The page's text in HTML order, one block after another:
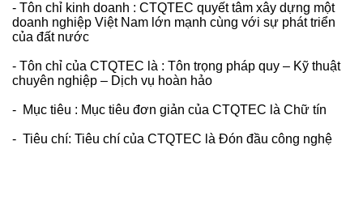
- Tôn chỉ kinh doanh : CTQTEC quyết tâm xây dựng một
doanh nghiệp Việt Nam lớn mạnh cùng với sự phát triển
của đất nước
- Tôn chỉ của CTQTEC là : Tôn trọng pháp quy – Kỹ thuật
chuyên nghiệp – Dịch vụ hoàn hảo
- Mục tiêu : Mục tiêu đơn giản của CTQTEC là Chữ tín
- Tiêu chí: Tiêu chí của CTQTEC là Đón đầu công nghệ